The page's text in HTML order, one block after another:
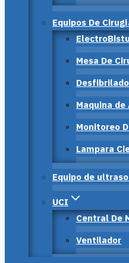
Equipos De
Mesa De
Maquina
Monitoreo
Lampara
Equipo de
UCI
Central De
Ventilador